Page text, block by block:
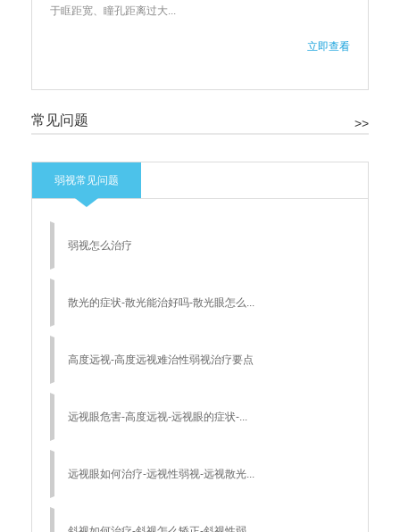
于眶距宽、瞳孔距离过大...
立即查看
>>
常见问题
弱视常见问题
弱视怎么治疗
散光的症状-散光能治好吗-散光眼怎么...
高度远视-高度远视难治性弱视治疗要点
远视眼危害-高度远视-远视眼的症状-...
远视眼如何治疗-远视性弱视-远视散光...